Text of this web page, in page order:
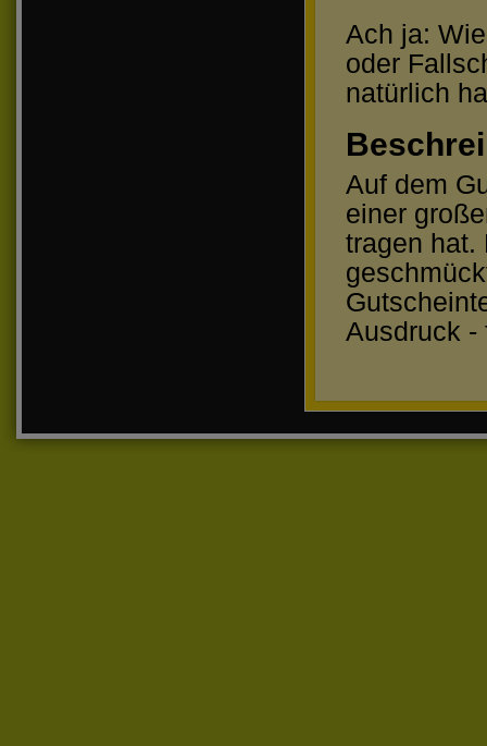
Ach ja:
oder
natürlich
Auf dem
einer
tragen hat.
Ausdruck -